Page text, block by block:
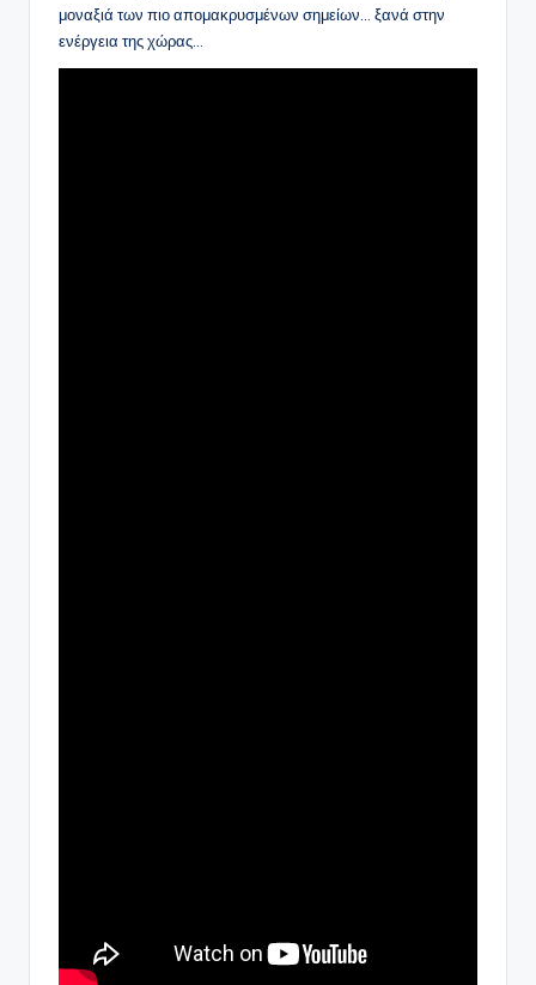
μοναξιά των πιο απομακρυσμένων σημείων… ξανά στην
ενέργεια της χώρας…